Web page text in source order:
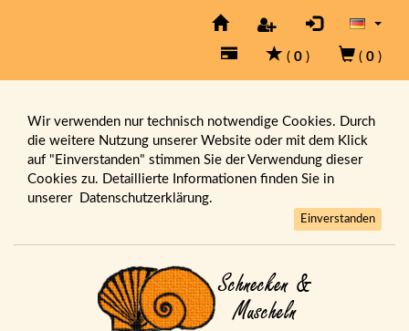
( 0 ) ( 0 )
Wir verwenden nur technisch notwendige Cookies. Durch
die weitere Nutzung unserer Website oder mit dem Klick
auf "Einverstanden" stimmen Sie der Verwendung dieser
Cookies zu. Detaillierte Informationen finden Sie in
unserer Datenschutzerklärung.
Einverstanden